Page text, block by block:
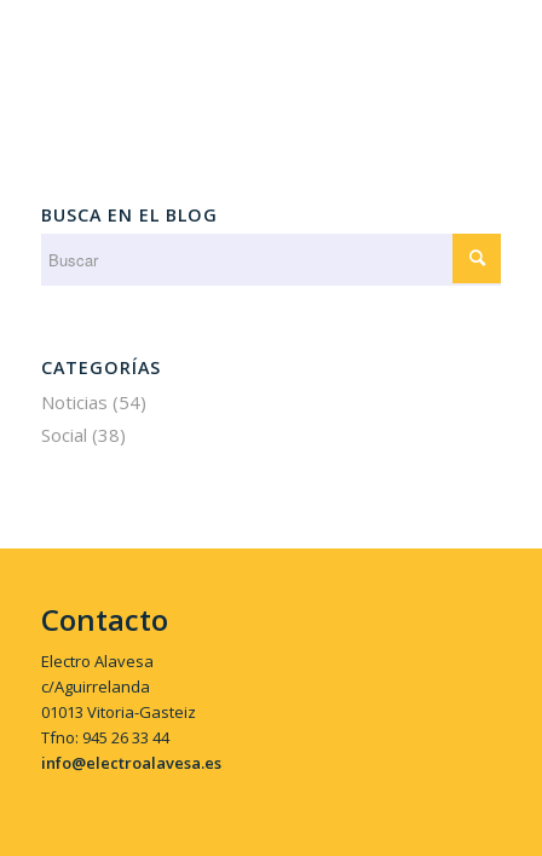
BUSCA EN EL BLOG
CATEGORÍAS
Noticias (54)
Social (38)
Contacto
Electro Alavesa
c/Aguirrelanda
01013 Vitoria-Gasteiz
Tfno: 945 26 33 44
info@electroalavesa.es